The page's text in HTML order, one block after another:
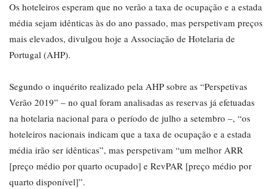
Os hoteleiros esperam que no verão a taxa de ocupação e a estada
média sejam idênticas às do ano passado, mas perspetivam preços
mais elevados, divulgou hoje a Associação de Hotelaria de
Portugal (AHP).
Segundo o inquérito realizado pela AHP sobre as “Perspetivas
Verão 2019” – no qual foram analisadas as reservas já efetuadas
na hotelaria nacional para o período de julho a setembro –, “os
hoteleiros nacionais indicam que a taxa de ocupação e a estada
média irão ser idênticas”, mas perspetivam “um melhor ARR
[preço médio por quarto ocupado] e RevPAR [preço médio por
quarto disponível]”.